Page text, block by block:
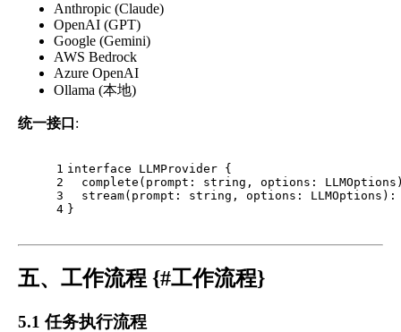
Anthropic (Claude)
OpenAI (GPT)
Google (Gemini)
AWS Bedrock
Azure OpenAI
Ollama (本地)
统一接口 :
1
2
3
4
interface LLMProvider {
complete ( prompt : string , options : LLMOptions
stream( prompt : string , options : LLMOptions
}
五、工作流程 {#工作流程}
5.1 任务执行流程